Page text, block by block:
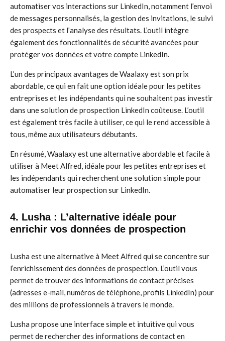
automatiser vos interactions sur LinkedIn, notamment l’envoi
de messages personnalisés, la gestion des invitations, le suivi
des prospects et l’analyse des résultats. L’outil intègre
également des fonctionnalités de sécurité avancées pour
protéger vos données et votre compte LinkedIn.
L’un des principaux avantages de Waalaxy est son prix
abordable, ce qui en fait une option idéale pour les petites
entreprises et les indépendants qui ne souhaitent pas investir
dans une solution de prospection LinkedIn coûteuse. L’outil
est également très facile à utiliser, ce qui le rend accessible à
tous, même aux utilisateurs débutants.
En résumé, Waalaxy est une alternative abordable et facile à
utiliser à Meet Alfred, idéale pour les petites entreprises et
les indépendants qui recherchent une solution simple pour
automatiser leur prospection sur LinkedIn.
4. Lusha : L’alternative idéale pour
enrichir vos données de prospection
Lusha est une alternative à Meet Alfred qui se concentre sur
l’enrichissement des données de prospection. L’outil vous
permet de trouver des informations de contact précises
(adresses e-mail, numéros de téléphone, profils LinkedIn) pour
des millions de professionnels à travers le monde.
Lusha propose une interface simple et intuitive qui vous
permet de rechercher des informations de contact en